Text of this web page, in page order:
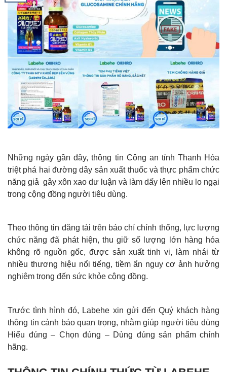
Những ngày gần đây, thông tin Công an tỉnh Thanh Hóa
triệt phá hai đường dây sản xuất thuốc và thực phẩm chức
năng giả gây xôn xao dư luận và làm dấy lên nhiều lo ngại
trong cộng đồng người tiêu dùng.
Theo thông tin đăng tải trên báo chí chính thống, lực lượng
chức năng đã phát hiện, thu giữ số lượng lớn hàng hóa
không rõ nguồn gốc, được sản xuất tinh vi, làm nhái từ
nhiều thương hiệu nổi tiếng, tiềm ẩn nguy cơ ảnh hưởng
nghiêm trọng đến sức khỏe cộng đồng.
Trước tình hình đó, Labehe xin gửi đến Quý khách hàng
thông tin cảnh báo quan trọng, nhằm giúp người tiêu dùng
Hiểu đúng – Chọn đúng – Dùng đúng sản phẩm chính
hãng.